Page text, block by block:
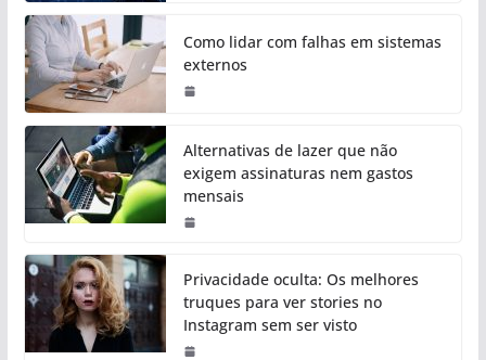
Como lidar com falhas em sistemas
externos
Alternativas de lazer que não
exigem assinaturas nem gastos
mensais
Privacidade oculta: Os melhores
truques para ver stories no
Instagram sem ser visto